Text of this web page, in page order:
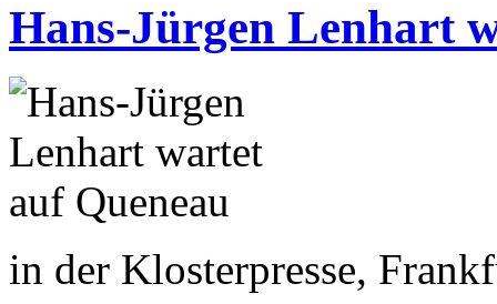
Hans-Jürgen Lenhart
in der Klosterpresse,